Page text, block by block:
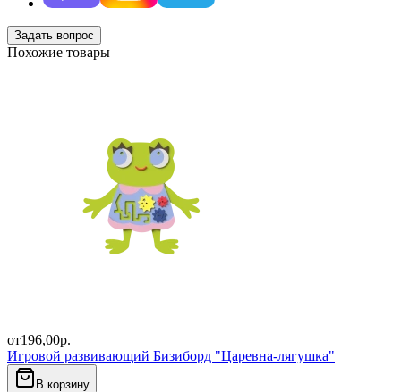
Задать вопрос
Похожие товары
от196,00р.
Игровой развивающий Бизиборд "Царевна-лягушка"
В корзину